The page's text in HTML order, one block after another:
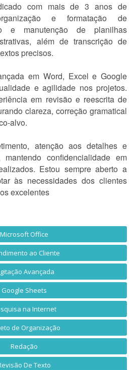
com mais de 3 anos de
e formatação de
e manutenção de planilhas
além de transcrição de
precisos.
em Word, Excel e Google
e agilidade nos projetos.
em revisão e reescrita de
clareza, correção gramatical
alvo.
atenção aos detalhes e
confidencialidade em
Estou sempre aberto a
às necessidades dos clientes
excelentes
Microsoft Office
ao Cliente
Avançada
Google Sheets
na Internet
de Organização
Redação
De Texto